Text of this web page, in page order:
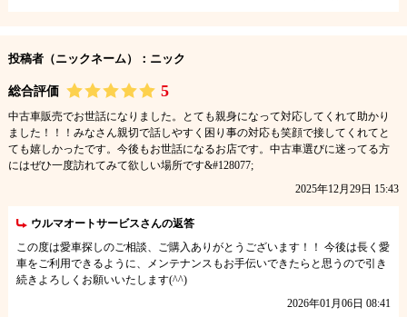
投稿者（ニックネーム）：ニック
総合評価 5
中古車販売でお世話になりました。とても親身になって対応してくれて助かり
ました！！！みなさん親切で話しやすく困り事の対応も笑顔で接してくれてと
ても嬉しかったです。今後もお世話になるお店です。中古車選びに迷ってる方
にはぜひ一度訪れてみて欲しい場所です&#128077;
2025年12月29日 15:43
ウルマオートサービスさんの返答
この度は愛車探しのご相談、ご購入ありがとうございます！！ 今後は長く愛
車をご利用できるように、メンテナンスもお手伝いできたらと思うので引き
続きよろしくお願いいたします(^^)
2026年01月06日 08:41